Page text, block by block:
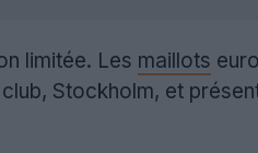
limitée. Les maillots
Stockholm, et